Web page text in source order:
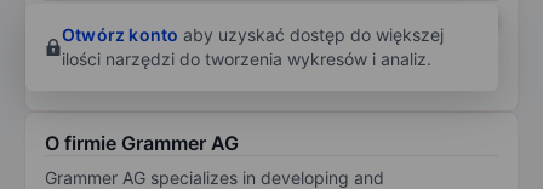
własnego
Otwórz konto aby uzyskać dostęp do większej
ilości narzędzi do tworzenia wykresów i analiz.
O firmie Grammer AG
Grammer AG specializes in developing and